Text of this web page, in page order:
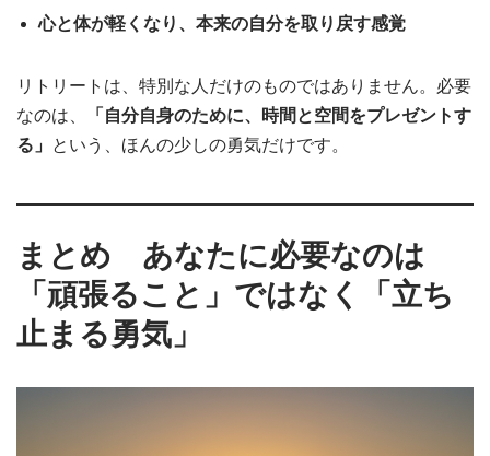
心と体が軽くなり、本来の自分を取り戻す感覚
リトリートは、特別な人だけのものではありません。必要
なのは、
「自分自身のために、時間と空間をプレゼントす
る」 という、ほんの少しの勇気だけです。
まとめ あなたに必要なのは
「頑張ること」ではなく「立ち
止まる勇気」